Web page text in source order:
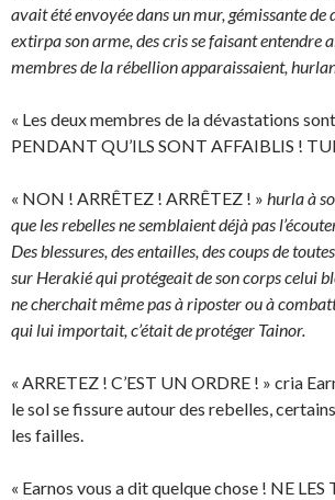
avait été envoyée dans un mur, gémissante de
extirpa son arme, des cris se faisant entendre
membres de la rébellion apparaissaient,
« Les deux membres de la dévastations
PENDANT QU’ILS SONT AFFAIBLIS !
« NON ! ARRÊTEZ ! ARRÊTEZ ! » hurla à
que les rebelles ne semblaient déjà pas
Des blessures, des entailles, des coups de
sur Herakié qui protégeait de son corps celui
ne cherchait même pas à riposter ou à
qui lui importait, c’était de protéger Tainor.
« ARRETEZ ! C’EST UN ORDRE ! » cria
le sol se fissure autour des rebelles,
les failles.
« Earnos vous a dit quelque chose ! NE LES